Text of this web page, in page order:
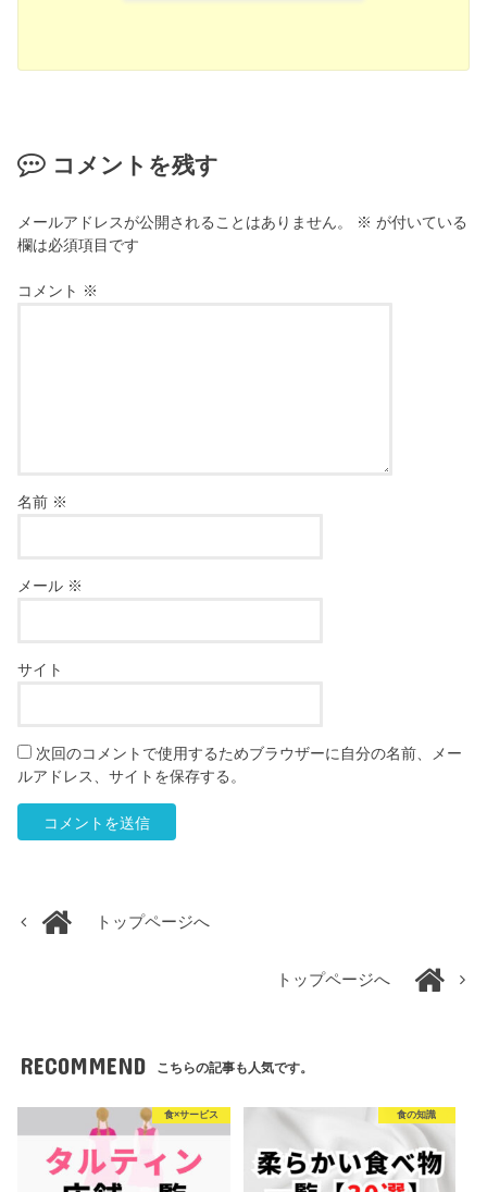
コメントを残す
メールアドレスが公開されることはありません。 ※ が付いている
欄は必須項目です
コメント ※
名前 ※
メール ※
サイト
次回のコメントで使用するためブラウザーに自分の名前、メー
ルアドレス、サイトを保存する。
トップページへ
トップページへ
RECOMMEND こちらの記事も人気です。
食×サービス 食の知識